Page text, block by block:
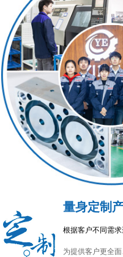
量身定制
根据客户不同需
为提供客户更全